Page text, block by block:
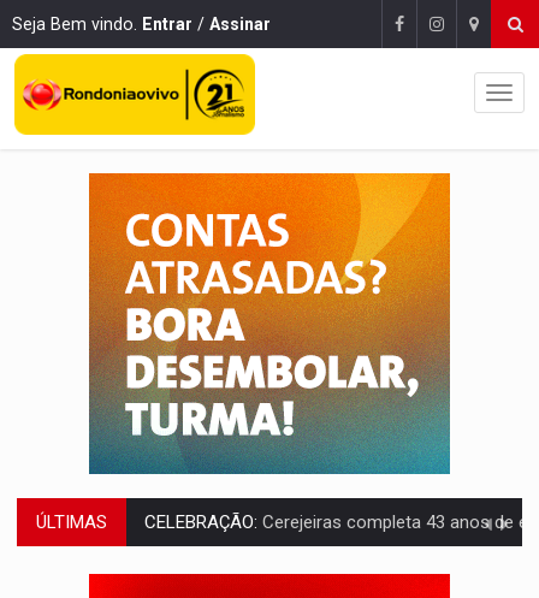
Seja Bem vindo. Entrar / Assinar
ÚLTIMAS SAÚDE:Anvisa desmente boato sobre presença de plástico ou
VÍDEO:Pitbulls fogem de residência e atacam casal de idosos